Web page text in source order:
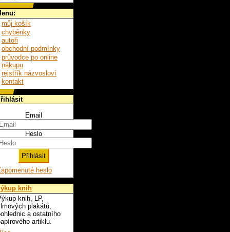
můj košík
chyběnky
autoři
obchodní podmínky
průvodce po online
nákupu
rejstřík názvosloví
kontakt
Email
Heslo
heslo
knih
knih, LP,
plakátů,
a ostatního
artiklu.